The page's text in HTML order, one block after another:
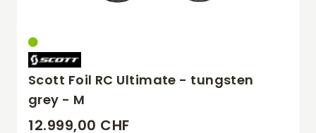
Scott Foil RC Ultimate - tungsten
grey - M
12.999,00 CHF